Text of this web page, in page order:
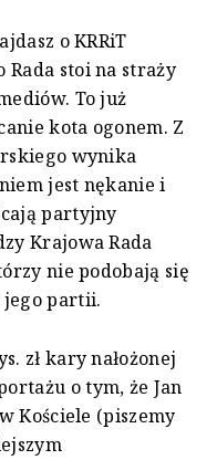
o KRRiT
Rada stoi na straży
To już
kota ogonem. Z
wynika
jest nękanie i
partyjny
Krajowa Rada
nie podobają się
jego partii.
zł kary nałożonej
o tym, że Jan
Kościele (piszemy